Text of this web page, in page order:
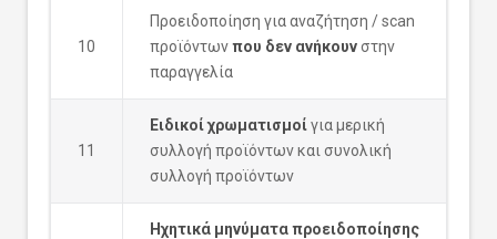
10
Προειδοποίηση για αναζήτηση / scan
προϊόντωνπου δεν ανήκουνστην
παραγγελία
11
Ειδικοί χρωματισμοίγια μερική
συλλογή προϊόντων και συνολική
συλλογή προϊόντων
Ηχητικά μηνύματα προειδοποίησης